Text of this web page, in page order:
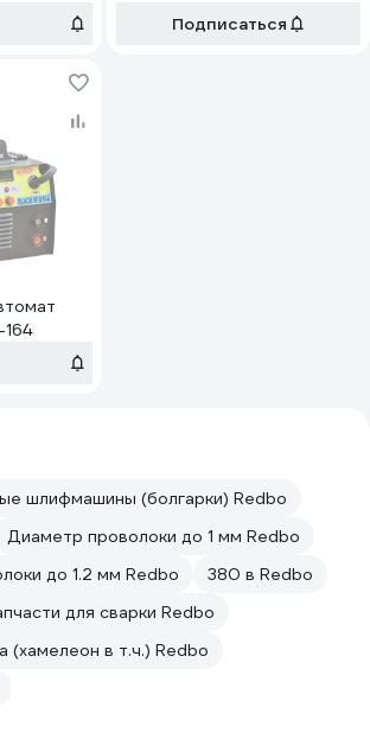
индукт 7466Подписаться
шлифмашины (болгарки) Redbo
Диаметр проволоки до 1 мм Redbo
до 1.2 мм Redbo
380 в Redbo
для сварки Redbo
(хамелеон в т.ч.) Redbo